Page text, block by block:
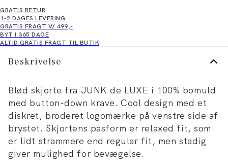
GRATIS RETUR
1-2 DAGES LEVERING
GRATIS FRAGT V/ 499,-
BYT I 365 DAGE
ALTID GRATIS FRAGT TIL BUTIK
Beskrivelse
Blød skjorte fra JUNK de LUXE i 100% bomuld
med button-down krave. Cool design med et
diskret, broderet logomærke på venstre side af
brystet. Skjortens pasform er relaxed fit, som
er lidt strammere end regular fit, men stadig
giver mulighed for bevægelse.